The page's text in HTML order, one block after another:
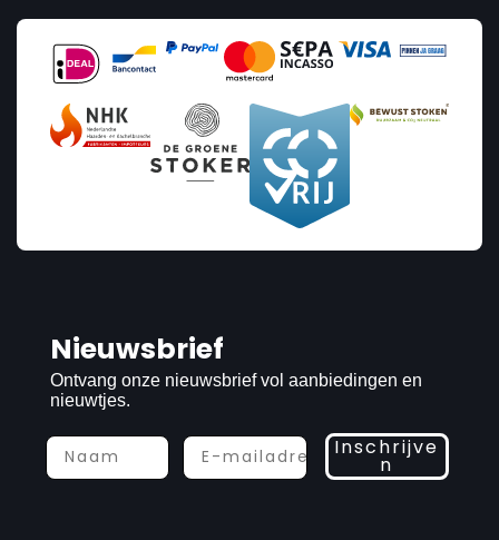
Nieuwsbrief
Ontvang onze nieuwsbrief vol aanbiedingen en
nieuwtjes.
Inschrijve
n